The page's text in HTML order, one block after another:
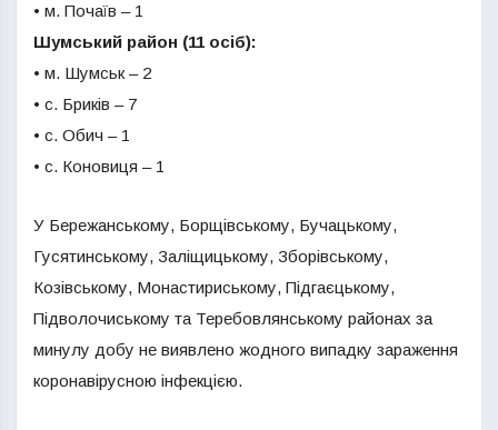
• м. Почаїв – 1
Шумський район (11 осіб):
• м. Шумськ – 2
• с. Бриків – 7
• с. Обич – 1
• с. Коновиця – 1
У Бережанському, Борщівському, Бучацькому,
Гусятинському, Заліщицькому, Зборівському,
Козівському, Монастириському, Підгаєцькому,
Підволочиському та Теребовлянському районах за
минулу добу не виявлено жодного випадку зараження
коронавірусною інфекцією.